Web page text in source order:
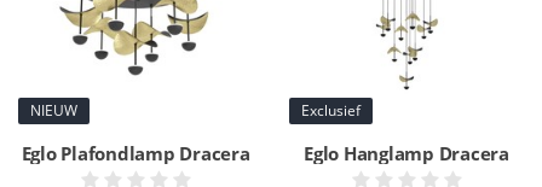
NIEUW
Eglo Plafondlamp Dracera
Exclusief
Eglo Hanglamp Dracera